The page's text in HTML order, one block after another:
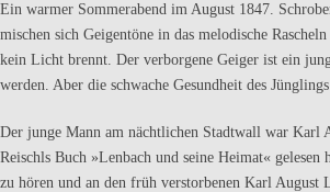
Ein warmer Sommerabend im August 1847.
mischen sich Geigentöne in das melodische
kein Licht brennt. Der verborgene Geiger ist ein
werden. Aber die schwache Gesundheit des
Der junge Mann am nächtlichen Stadtwall war Karl
Reischls Buch »Lenbach und seine Heimat«
zu hören und an den früh verstorbenen Karl August